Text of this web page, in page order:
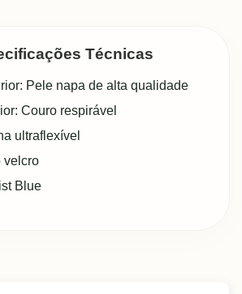
Técnicas
Pele napa de alta qualidade
Couro respirável
ultraflexível
velcro
Blue